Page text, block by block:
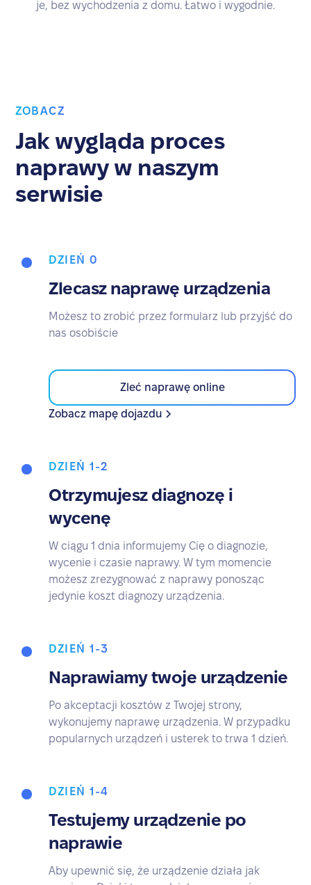
je, bez wychodzenia z domu. Łatwo i wygodnie.
ZOBACZ
Jak wygląda proces
naprawy w naszym
serwisie
DZIEŃ 0
Zlecasz naprawę urządzenia
Możesz to zrobić przez formularz lub przyjść do
nas osobiście
Zleć naprawę online
Zobacz mapę dojazdu
DZIEŃ 1-2
Otrzymujesz diagnozę i
wycenę
W ciągu 1 dnia informujemy Cię o diagnozie,
wycenie i czasie naprawy. W tym momencie
możesz zrezygnować z naprawy ponosząc
jedynie koszt diagnozy urządzenia.
DZIEŃ 1-3
Naprawiamy twoje urządzenie
Po akceptacji kosztów z Twojej strony,
wykonujemy naprawę urządzenia. W przypadku
popularnych urządzeń i usterek to trwa 1 dzień.
DZIEŃ 1-4
Testujemy urządzenie po
naprawie
Aby upewnić się, że urządzenie działa jak